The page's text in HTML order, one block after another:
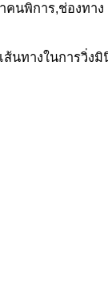
นพิการ,ช่องทาง
นทางในการวิ่ง